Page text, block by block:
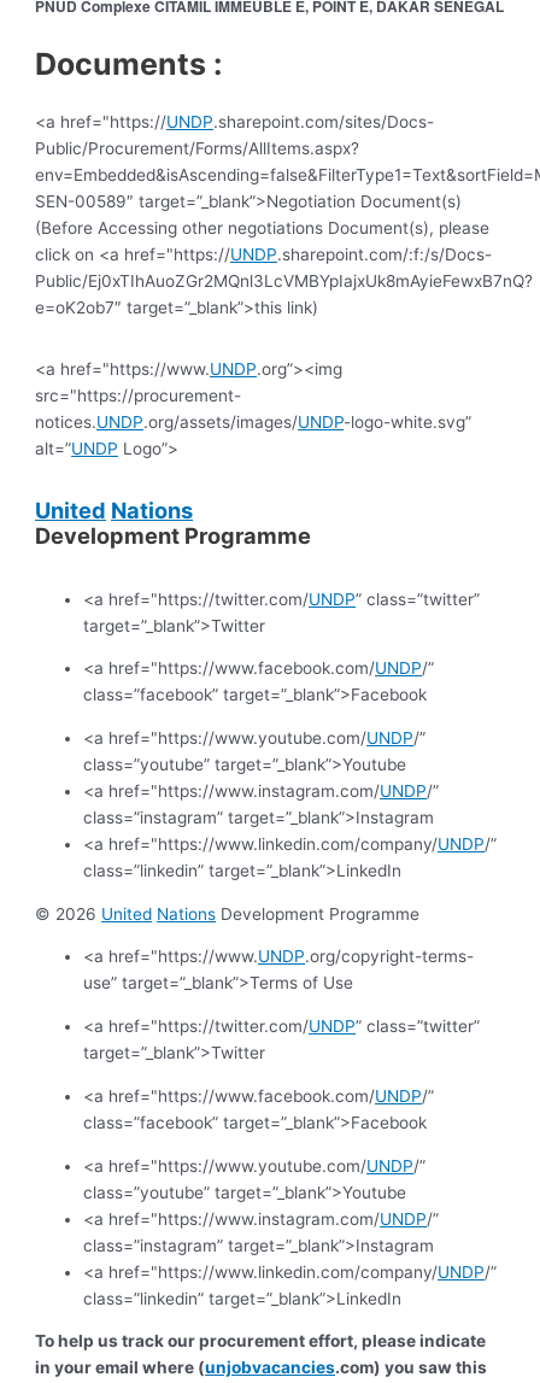
PNUD Complexe CITAMIL IMMEUBLE E, POINT E, DAKAR SENEGAL
Documents :
<a href="https://UNDP.sharepoint.com/sites/Docs-
Public/Procurement/Forms/AllItems.aspx?
SEN-00589″ target=”_blank”>Negotiation Document(s)
(Before Accessing other negotiations Document(s), please
click on <a href="https://UNDP.sharepoint.com/:f:/s/Docs-
Public/Ej0xTIhAuoZGr2MQnl3LcVMBYpIajxUk8mAyieFewxB7nQ?
e=oK2ob7″ target=”_blank”>this link)
<a href="https://www.UNDP.org”><img
src="https://procurement-
notices.UNDP.org/assets/images/UNDP-logo-white.svg”
alt=”UNDP Logo”>
United Nations
Development Programme
<a href="https://twitter.com/UNDP” class=”twitter”
target=”_blank”>Twitter
<a href="https://www.facebook.com/UNDP/”
class=”facebook” target=”_blank”>Facebook
<a href="https://www.youtube.com/UNDP/”
class=”youtube” target=”_blank”>Youtube
<a href="https://www.instagram.com/UNDP/”
class=”instagram” target=”_blank”>Instagram
<a href="https://www.linkedin.com/company/UNDP/”
class=”linkedin” target=”_blank”>LinkedIn
© 2026 United Nations Development Programme
<a href="https://www.UNDP.org/copyright-terms-
use” target=”_blank”>Terms of Use
<a href="https://twitter.com/UNDP” class=”twitter”
target=”_blank”>Twitter
<a href="https://www.facebook.com/UNDP/”
class=”facebook” target=”_blank”>Facebook
<a href="https://www.youtube.com/UNDP/”
class=”youtube” target=”_blank”>Youtube
<a href="https://www.instagram.com/UNDP/”
class=”instagram” target=”_blank”>Instagram
<a href="https://www.linkedin.com/company/UNDP/”
class=”linkedin” target=”_blank”>LinkedIn
To help us track our procurement effort, please indicate
in your email where (unjobvacancies.com) you saw this